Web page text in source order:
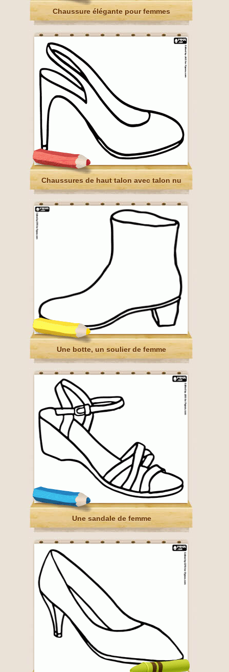
Chaussure élégante pour femmes
Chaussures de haut talon avec talon nu
Une botte, un soulier de femme
Une sandale de femme